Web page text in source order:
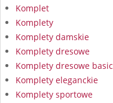
Komplet
Komplety
Komplety damskie
Komplety dresowe
Komplety dresowe basic
Komplety eleganckie
Komplety sportowe